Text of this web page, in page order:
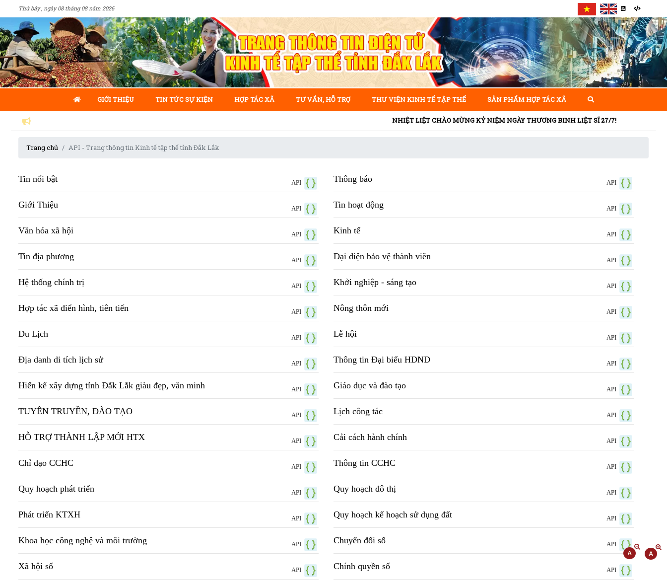
Thứ bảy , ngày 08 tháng 08 năm 2026
GIỚI THIỆU TIN TỨC SỰ KIỆN HỢP TÁC XÃ TƯ VẤN, HỖ TRỢ THƯ VIỆN KINH TẾ TẬP THỂ SẢN PHẨM HỢP TÁC XÃ
NHIỆT LIỆT CHÀO MỪNG KỶ NIỆM NGÀY THƯƠNG BINH LIỆT SĨ 27/7!
Trang chủ API - Trang thông tin Kinh tế tập thể tỉnh Đắk Lắk
Tin nổi bật API Thông báo API
Giới Thiệu API Tin hoạt động API
Văn hóa xã hội API Kinh tế API
Tin địa phương API Đại diện bảo vệ thành viên API
Hệ thống chính trị API Khởi nghiệp - sáng tạo API
Hợp tác xã điển hình, tiên tiến API Nông thôn mới API
Du Lịch API Lễ hội API
Địa danh di tích lịch sử API Thông tin Đại biểu HDND API
Hiến kế xây dựng tỉnh Đắk Lắk giàu đẹp, văn minh API Giáo dục và đào tạo API
TUYÊN TRUYỀN, ĐÀO TẠO API Lịch công tác API
HỖ TRỢ THÀNH LẬP MỚI HTX API Cải cách hành chính API
Chỉ đạo CCHC API Thông tin CCHC API
Quy hoạch phát triển API Quy hoạch đô thị API
Phát triển KTXH API Quy hoạch kế hoạch sử dụng đất API
Khoa học công nghệ và môi trường API Chuyển đổi số API
Xã hội số API Chính quyền số API